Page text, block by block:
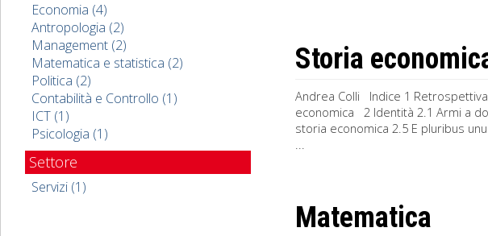
Storia
Andrea Colli Indice 1
economica 2 Identità 2.1 Armi a
storia economica 2.5 E pluribus
...
Matematica
Economia (4)
Antropologia (2)
Management (2)
Matematica e statistica (2)
Politica (2)
Contabilità e Controllo (1)
ICT (1)
Psicologia (1)
Settore
Servizi (1)